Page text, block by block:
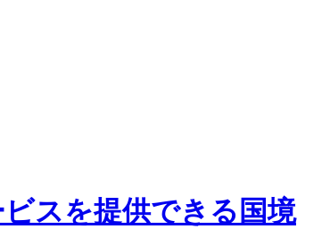
スを提供できる国境